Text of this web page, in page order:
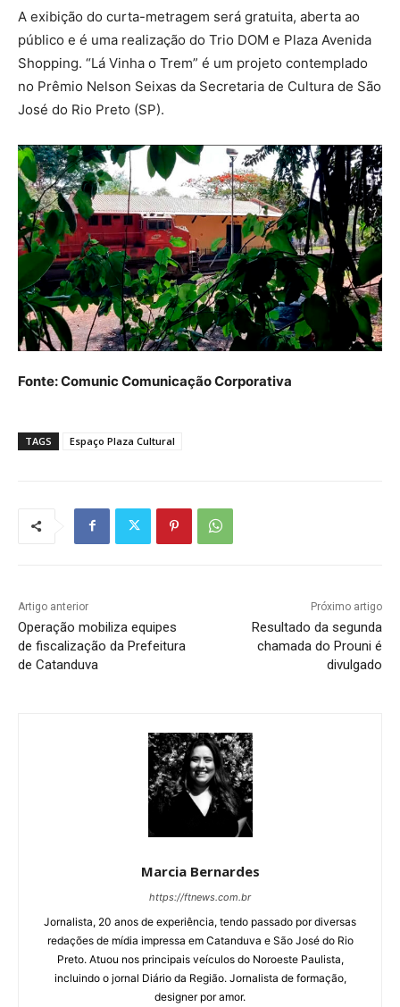
A exibição do curta-metragem será gratuita, aberta ao
público e é uma realização do Trio DOM e Plaza Avenida
Shopping. “Lá Vinha o Trem” é um projeto contemplado
no Prêmio Nelson Seixas da Secretaria de Cultura de São
José do Rio Preto (SP).
Fonte: Comunic Comunicação Corporativa
TAGS Espaço Plaza Cultural
Artigo anterior
Operação mobiliza equipes
de fiscalização da Prefeitura
de Catanduva
Próximo artigo
Resultado da segunda
chamada do Prouni é
divulgado
Marcia Bernardes
https://ftnews.com.br
Jornalista, 20 anos de experiência, tendo passado por diversas
redações de mídia impressa em Catanduva e São José do Rio
Preto. Atuou nos principais veículos do Noroeste Paulista,
incluindo o jornal Diário da Região. Jornalista de formação,
designer por amor.